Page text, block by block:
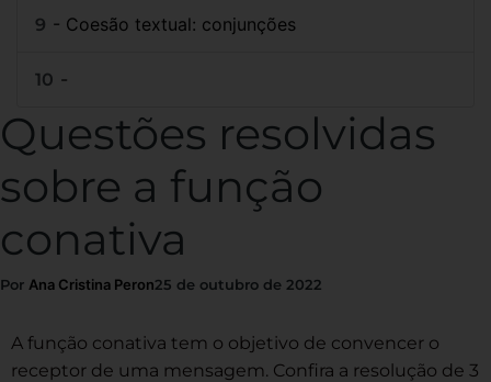
- Coesão textual: conjunções
-
Questões resolvidas
sobre a função
conativa
Por Ana Cristina Peron25 de outubro de 2022
A função conativa tem o objetivo de convencer o
receptor de uma mensagem. Confira a resolução de 3